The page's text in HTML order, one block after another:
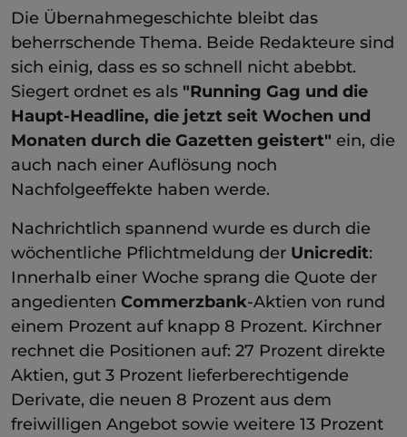
Die Übernahmegeschichte bleibt das
beherrschende Thema. Beide Redakteure sind
sich einig, dass es so schnell nicht abebbt.
Siegert ordnet es als "Running Gag und die
Haupt-Headline, die jetzt seit Wochen und
Monaten durch die Gazetten geistert" ein, die
auch nach einer Auflösung noch
Nachfolgeeffekte haben werde.
Nachrichtlich spannend wurde es durch die
wöchentliche Pflichtmeldung der Unicredit:
Innerhalb einer Woche sprang die Quote der
angedienten Commerzbank-Aktien von rund
einem Prozent auf knapp 8 Prozent. Kirchner
rechnet die Positionen auf: 27 Prozent direkte
Aktien, gut 3 Prozent lieferberechtigende
Derivate, die neuen 8 Prozent aus dem
freiwilligen Angebot sowie weitere 13 Prozent